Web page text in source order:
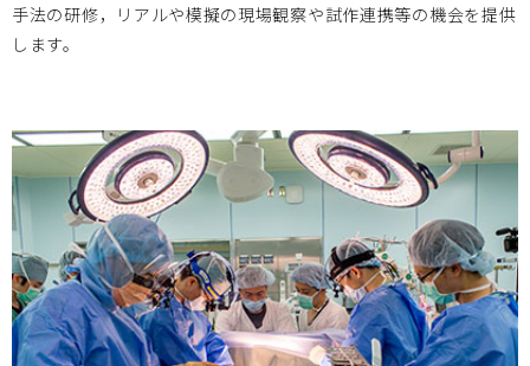
2023/11/14 ヘルスケア・医療機器の創業/事業立上きっか
けセミナー【第２回】のご案内
大阪医療センター 2023.09.20
10/11「救命救急、災害医療、やさしい病院をテーマに共同
開発を」開催ご案内
手法の研修，リアルや模擬の現場観察や試作連携等の機会を提供
します。